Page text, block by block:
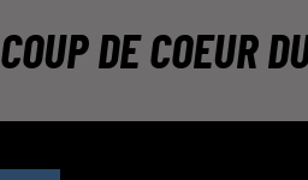
DE COEUR